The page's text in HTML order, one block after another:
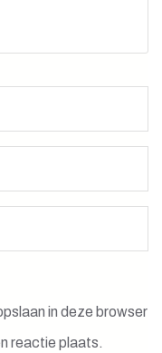
in deze browser
reactie plaats.